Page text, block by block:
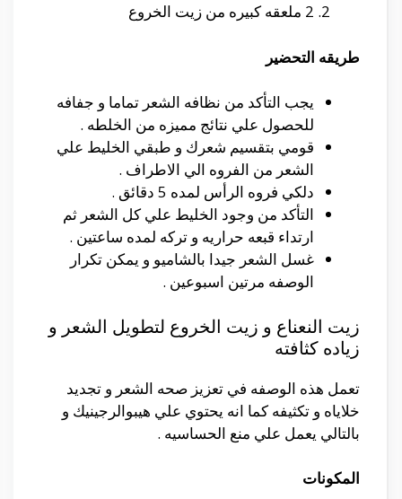
2 ملعقه كبيره من زيت الخروع
طريقه التحضير
يجب التأكد من نظافه الشعر تماما و جفافه
للحصول علي نتائج مميزه من الخلطه .
قومي بتقسيم شعرك و طبقي الخليط علي
الشعر من الفروه الي الاطراف .
دلكي فروه الرأس لمده 5 دقائق .
التأكد من وجود الخليط علي كل الشعر ثم
ارتداء قبعه حراريه و تركه لمده ساعتين .
غسل الشعر جيدا بالشاميو و يمكن تكرار
الوصفه مرتين اسبوعين .
زيت النعناع و زيت الخروع لتطويل الشعر و
زياده كثافته
تعمل هذه الوصفه في تعزيز صحه الشعر و تجديد
خلاياه و تكثيفه كما انه يحتوي علي هيبوالرجينيك و
بالتالي يعمل علي منع الحساسيه .
المكونات